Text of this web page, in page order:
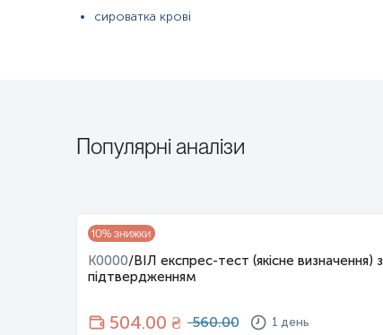
практично завжди роблю це тут. Дуже зручно і
сироватка крові
Популярні аналізи
10% знижки
K0000/ВІЛ експрес-тест (якісне визначення) з
підтвердженням
504.00 ₴ 560.00 1 день